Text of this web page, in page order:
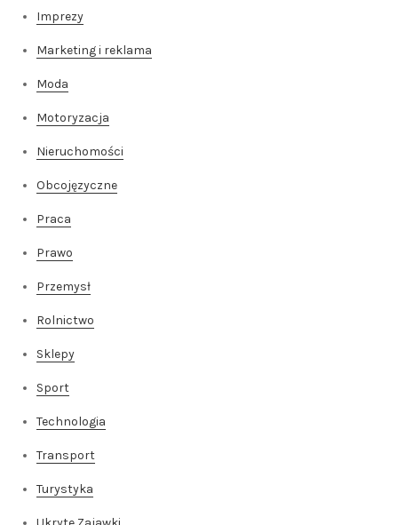
Imprezy
Marketing i reklama
Moda
Motoryzacja
Nieruchomości
Obcojęzyczne
Praca
Prawo
Przemysł
Rolnictwo
Sklepy
Sport
Technologia
Transport
Turystyka